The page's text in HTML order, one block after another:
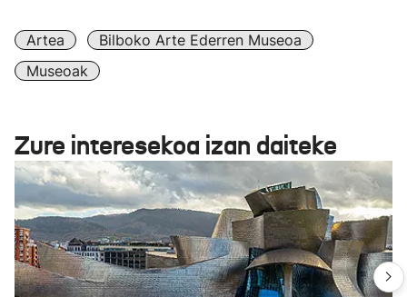
Artea
Bilboko Arte Ederren Museoa
Museoak
Zure interesekoa izan daiteke